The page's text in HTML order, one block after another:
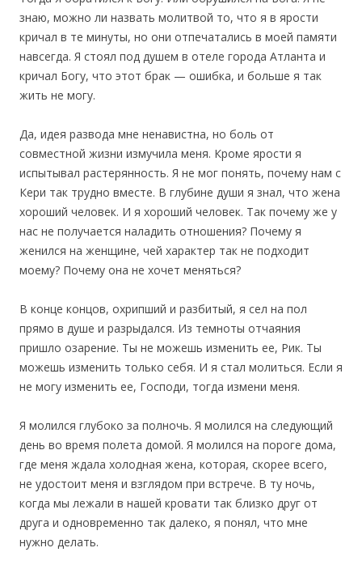
знаю, можно ли назвать молитвой то, что я в ярости
кричал в те минуты, но они отпечатались в моей памяти
навсегда. Я стоял под душем в отеле города Атланта и
кричал Богу, что этот брак — ошибка, и больше я так
жить не могу.
Да, идея развода мне ненавистна, но боль от
совместной жизни измучила меня. Кроме ярости я
испытывал растерянность. Я не мог понять, почему нам с
Кери так трудно вместе. В глубине души я знал, что жена
хороший человек. И я хороший человек. Так почему же у
нас не получается наладить отношения? Почему я
женился на женщине, чей характер так не подходит
моему? Почему она не хочет меняться?
В конце концов, охрипший и разбитый, я сел на пол
прямо в душе и разрыдался. Из темноты отчаяния
пришло озарение. Ты не можешь изменить ее, Рик. Ты
можешь изменить только себя. И я стал молиться. Если я
не могу изменить ее, Господи, тогда измени меня.
Я молился глубоко за полночь. Я молился на следующий
день во время полета домой. Я молился на пороге дома,
где меня ждала холодная жена, которая, скорее всего,
не удостоит меня и взглядом при встрече. В ту ночь,
когда мы лежали в нашей кровати так близко друг от
друга и одновременно так далеко, я понял, что мне
нужно делать.